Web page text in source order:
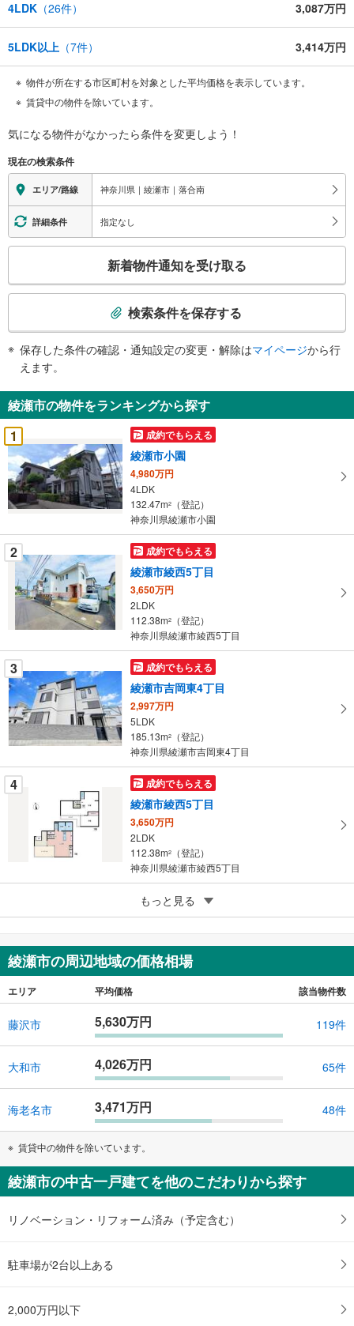
4LDK （26件） 3,087万円
5LDK以上 （7件） 3,414万円
物件が所在する市区町村を対象とした平均価格を表示しています。
賃貸中の物件を除いています。
気になる物件がなかったら条件を変更しよう！
現在の検索条件
エリア/路線 神奈川県｜綾瀬市｜落合南
詳細条件 指定なし
検
知
を
受
け
取
る
・
件
を
マ
イ
ペ
に
保
存
す
る
新着物件通知を受け取る
検索条件を保存する
保存した条件の確認・通知設定の変更・解除はマイページから行
えます。
綾瀬市の物件をランキングから探す
1
成約でもらえる
綾瀬市小園
4,980万円
4LDK
132.47m2
（登記）
神奈川県綾瀬市小園
2 成約でもらえる
綾瀬市綾西5丁目
3,650万円
2LDK
112.38m2
（登記）
神奈川県綾瀬市綾西5丁目
3 成約でもらえる
綾瀬市吉岡東4丁目
2,997万円
5LDK
185.13m2
（登記）
神奈川県綾瀬市吉岡東4丁目
4 成約でもらえる
綾瀬市綾西5丁目
3,650万円
2LDK
112.38m2
（登記）
神奈川県綾瀬市綾西5丁目
成約でもらえる
綾瀬市寺尾北3丁目
4LDK
128.56m2
もっと見る
綾瀬市の周辺地域の価格相場
エリア 平均価格 該当物件数
藤沢市 5,630万円 119件
大和市 4,026万円 65件
海老名市 3,471万円 48件
賃貸中の物件を除いています。
綾瀬市の中古一戸建てを他のこだわりから探す
リノベーション・リフォーム済み（予定含む）
駐車場が2台以上ある
2,000万円以下